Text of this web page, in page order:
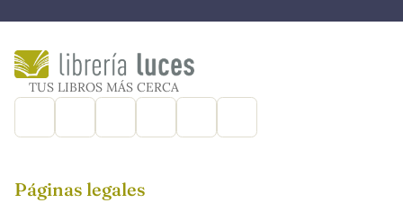
TUS LIBROS MÁS CERCA
Páginas legales